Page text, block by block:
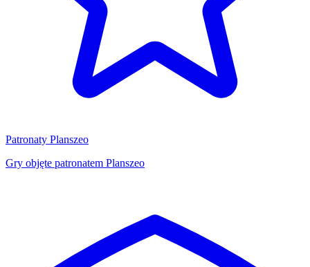
Patronaty Planszeo
Gry objęte patronatem Planszeo